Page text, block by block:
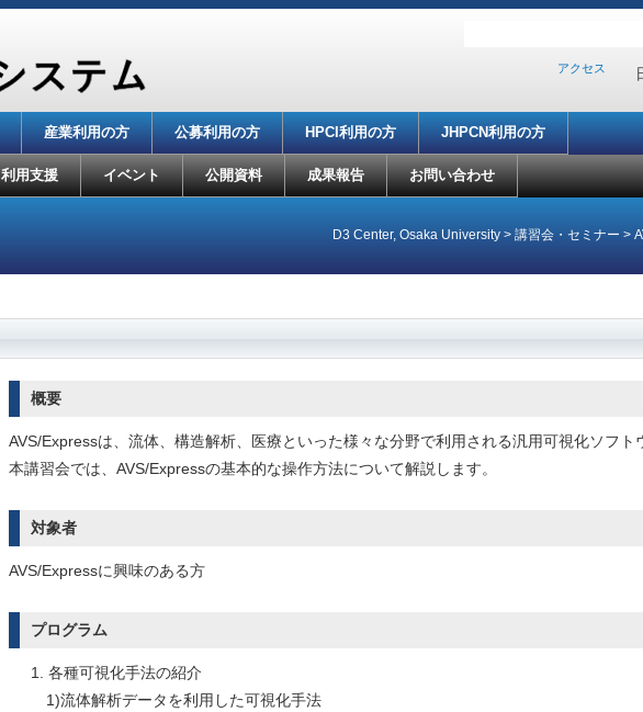
アクセス
産業利用の方 公募利用の方 HPCI利用の方 JHPCN利用の方
利用支援 イベント 公開資料 成果報告 お問い合わせ
D3 Center, Osaka University > 講習会・セミナー >
概要
AVS/Expressは、流体、構造解析、医療といった様々な分野で利用される汎用可視化ソフト
本講習会では、AVS/Expressの基本的な操作方法について解説します。
対象者
AVS/Expressに興味のある方
プログラム
1. 各種可視化手法の紹介
1)流体解析データを利用した可視化手法